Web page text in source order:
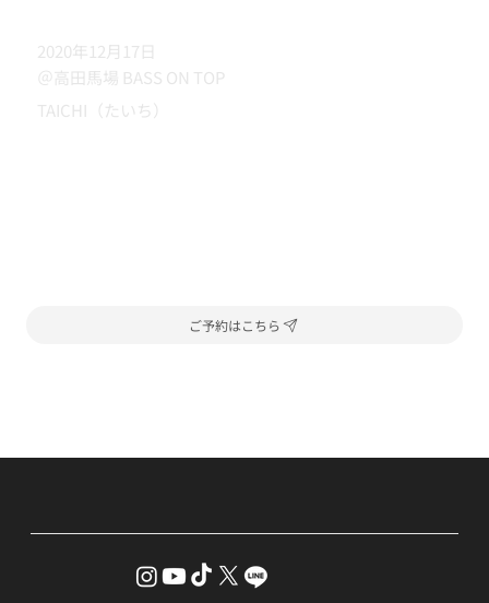
2020年12月17日
＠高田馬場 BASS ON TOP
TAICHI（たいち）
ご予約はこちら